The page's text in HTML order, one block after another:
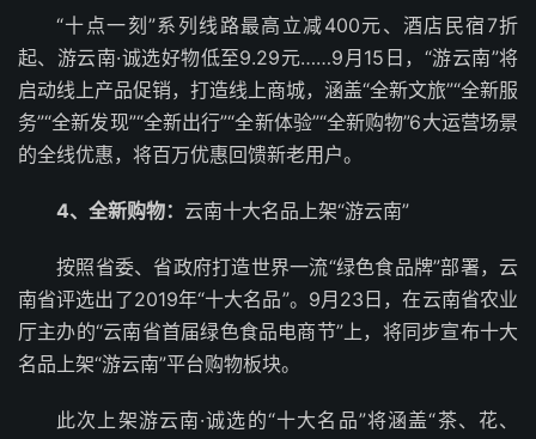
“十点一刻”系列线路最高立减400元、酒店民宿7折
起、游云南·诚选好物低至9.29元……9月15日，“游云南”将
启动线上产品促销，打造线上商城，涵盖“全新文旅”“全新服
务”“全新发现”“全新出行”“全新体验”“全新购物”6大运营场景
的全线优惠，将百万优惠回馈新老用户。
4、 全新购物： 云南十大名品上架“游云南”
按照省委、省政府打造世界一流“绿色食品牌”部署，云
南省评选出了2019年“十大名品”。9月23日，在云南省农业
厅主办的“云南省首届绿色食品电商节”上，将同步宣布十大
名品上架“游云南”平台购物板块。
此次上架游云南·诚选的“十大名品”将涵盖“茶、花、